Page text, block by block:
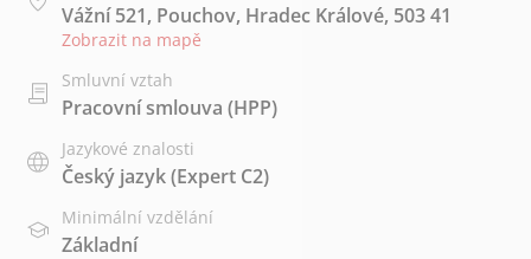
Vážní 521, Pouchov, Hradec Králové, 503 41
Zobrazit na mapě
Smluvní vztah
Pracovní smlouva (HPP)
Jazykové znalosti
Český jazyk(Expert C2)
Minimální vzdělání
Základní